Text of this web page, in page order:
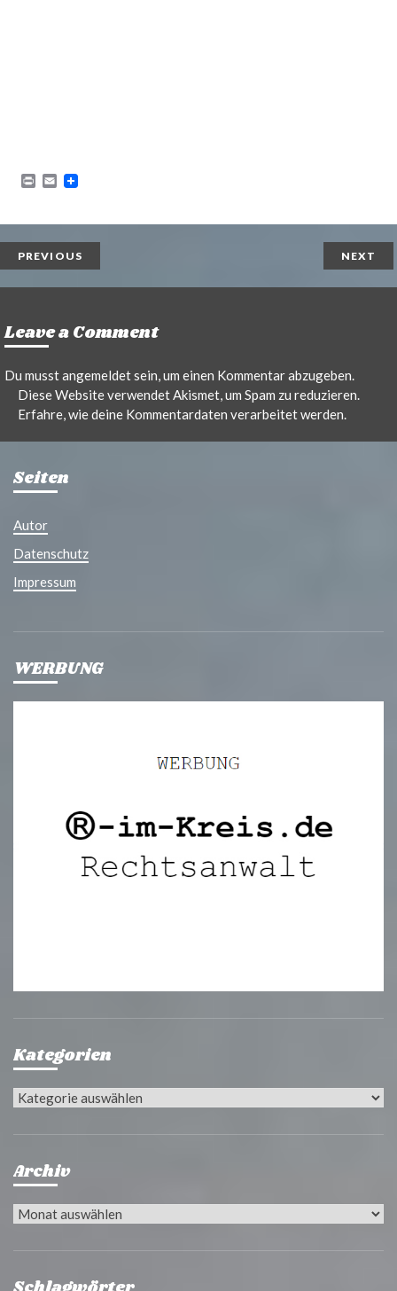
n
E
i
PREVIOUS NEXT
Leave a Comment
Du musstangemeldetsein, um einen Kommentar abzugeben.
Diese Website verwendet Akismet, um Spam zu reduzieren.
Erfahre, wie deine Kommentardaten verarbeitet werden.
Seiten
Autor
Datenschutz
Impressum
WERBUNG
Kategorien
Kategorien
Archiv
Archiv